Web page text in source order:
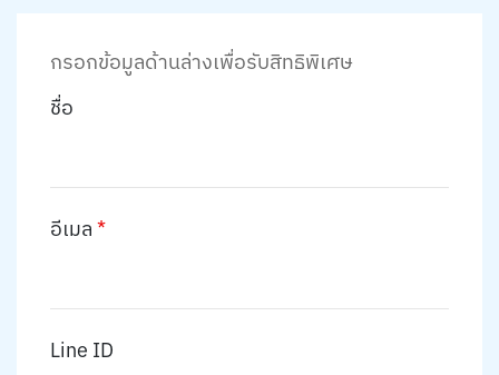
กรอกข้อมูลด้านล่างเพื่อรับสิทธิพิเศษ
ชื่อ
อีเมล *
Line ID